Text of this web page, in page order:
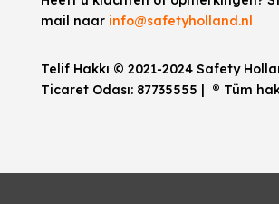
mail naar info@safetyholland.nl
Telif Hakkı © 2021-2024 Safety
Ticaret Odası: 87735555 | ® Tüm